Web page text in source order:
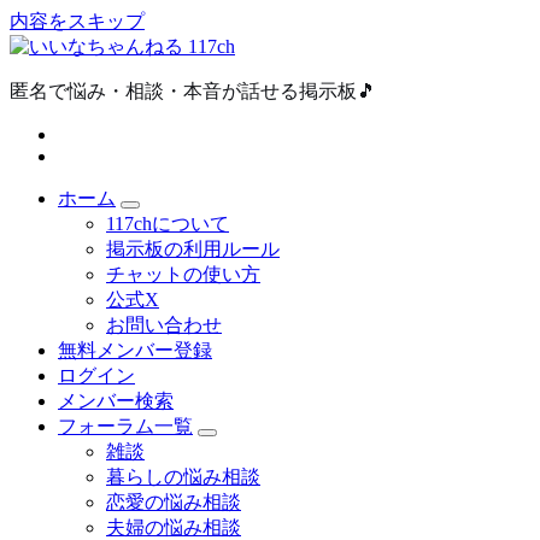
内容をスキップ
匿名で悩み・相談・本音が話せる掲示板🎵
ホーム
117chについて
掲示板の利用ルール
チャットの使い方
公式X
お問い合わせ
無料メンバー登録
ログイン
メンバー検索
フォーラム一覧
雑談
暮らしの悩み相談
恋愛の悩み相談
夫婦の悩み相談